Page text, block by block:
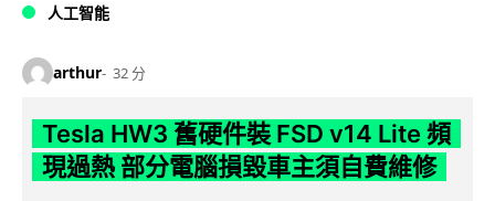
人工智能
arthur 32 分
Tesla HW3 舊硬件裝 FSD v14 Lite 頻
現過熱 部分電腦損毀車主須自費維修